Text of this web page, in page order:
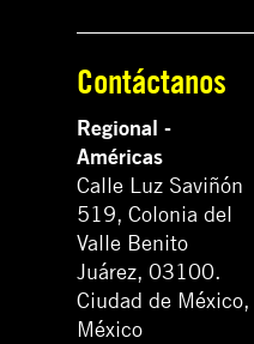
Contáctanos
Regional -
Américas
Calle Luz Saviñón
519, Colonia del
Valle Benito
Juárez, 03100.
Ciudad de México,
México